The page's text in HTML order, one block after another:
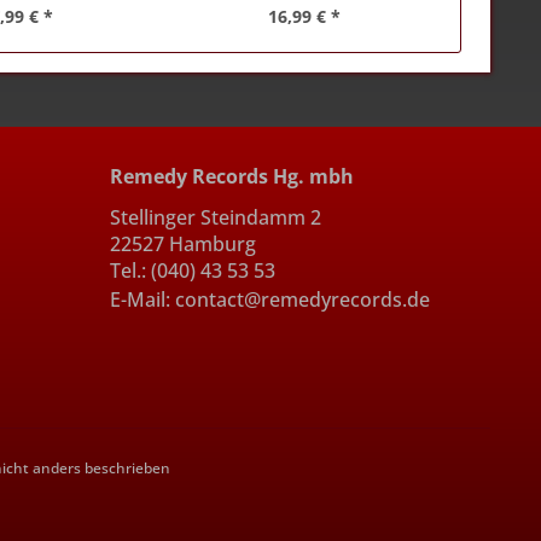
€ * 16,99 € *
Remedy Records Hg. mbh
Stellinger Steindamm 2
22527 Hamburg
Tel.: (040) 43 53 53
E-Mail: contact@remedyrecords.de
anders beschrieben